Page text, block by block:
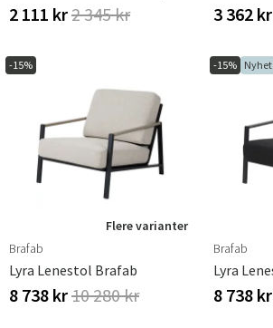
2 111 kr2 345 kr 3 362 kr
-15%
Flere varianter
Brafab
Lyra Lenestol Brafab
8 738 kr10 280 kr
-15% Nyhet
Brafab
8 738 kr